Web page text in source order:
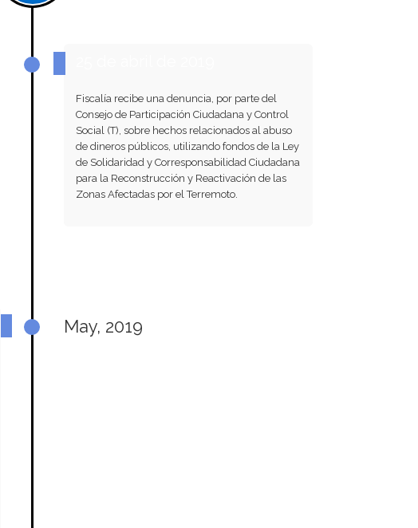
Fiscalía recibe una denuncia, por parte del
Consejo de Participación Ciudadana y Control
Social (T), sobre hechos relacionados al abuso
de dineros públicos, utilizando fondos de la Ley
de Solidaridad y Corresponsabilidad Ciudadana
para la Reconstrucción y Reactivación de las
Zonas Afectadas por el Terremoto.
May, 2019